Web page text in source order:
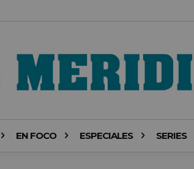
EN FOCO ESPECIALES SERIES